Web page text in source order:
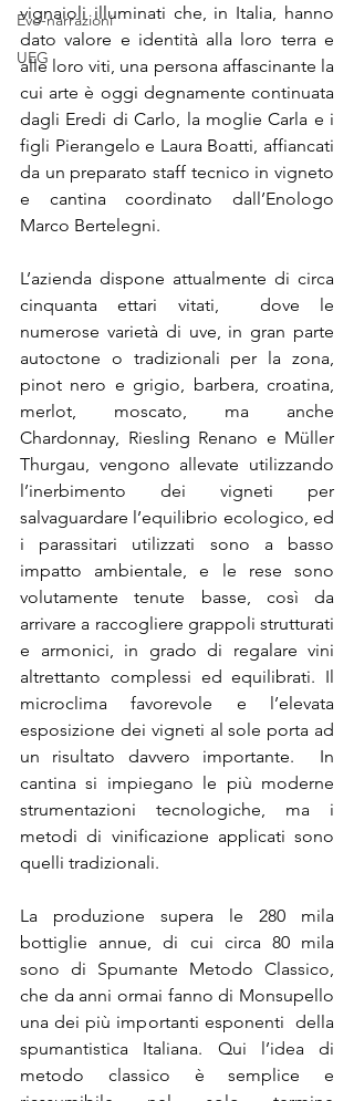
Evo-narrazioni
UEG
vignaioli illuminati che, in Italia, hanno
dato valore e identità alla loro terra e
alle loro viti, una persona affascinante la
cui arte è oggi degnamente continuata
dagli Eredi di Carlo, la moglie Carla e i
figli Pierangelo e Laura Boatti, affiancati
da un preparato staff tecnico in vigneto
e cantina coordinato dall’Enologo
Marco Bertelegni.
L’azienda dispone attualmente di circa
cinquanta ettari vitati,  dove le
numerose varietà di uve, in gran parte
autoctone o tradizionali per la zona,
pinot nero e grigio, barbera, croatina,
merlot, moscato, ma anche
Chardonnay, Riesling Renano e Müller
Thurgau, vengono allevate utilizzando
l’inerbimento dei vigneti per
salvaguardare l’equilibrio ecologico, ed
i parassitari utilizzati sono a basso
impatto ambientale, e le rese sono
volutamente tenute basse, così da
arrivare a raccogliere grappoli strutturati
e armonici, in grado di regalare vini
altrettanto complessi ed equilibrati. Il
microclima favorevole e l’elevata
esposizione dei vigneti al sole porta ad
un risultato davvero importante.  In
cantina si impiegano le più moderne
strumentazioni tecnologiche, ma i
metodi di vinificazione applicati sono
quelli tradizionali.
La produzione supera le 280 mila
bottiglie annue, di cui circa 80 mila
sono di Spumante Metodo Classico,
che da anni ormai fanno di Monsupello
una dei più importanti esponenti  della
spumantistica Italiana. Qui l’idea di
metodo classico è semplice e